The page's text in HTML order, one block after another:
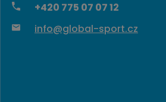
+420 775 07 07 12
info@global-sport.cz